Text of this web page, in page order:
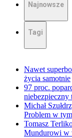
Najnowsze
Tagi
Nawet
życia samotnie
97 proc.
niebezpieczny
Michał
Problem w
Tomasz
Mundurowi w